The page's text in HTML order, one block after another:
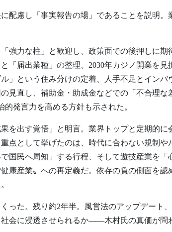
配慮し「事実報告の場」であることを説明。
強力な柱」と歓迎し、政策面での後押しに期
「届出業種」の整理、2030年カジノ開業を見
」という住み分けの定着、人手不足とインバ
見直し、補助金・助成金などでの「不合理な
的発言力を高める方針も示された。
を出す覚悟」と明言。業界トップと定期的に
点として挙げたのは、時代に合わない規制や
国民へ周知」する行程、そして遊技産業を「
康産業〟への再定義だ。依存の負の側面を認
った。残り約2年半。風営法のアップデート
会に浸透させられるか――木村氏の真価が問